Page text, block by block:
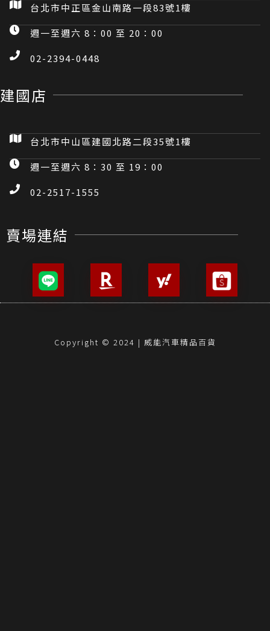
台北市中正區金山南路一段83號1樓
週一至週六 8：00 至 20：00
02-2394-0448
建國店
台北市中山區建國北路二段35號1樓
週一至週六 8：30 至 19：00
02-2517-1555
賣場連結
Copyright © 2024 | 威能汽車精品百貨